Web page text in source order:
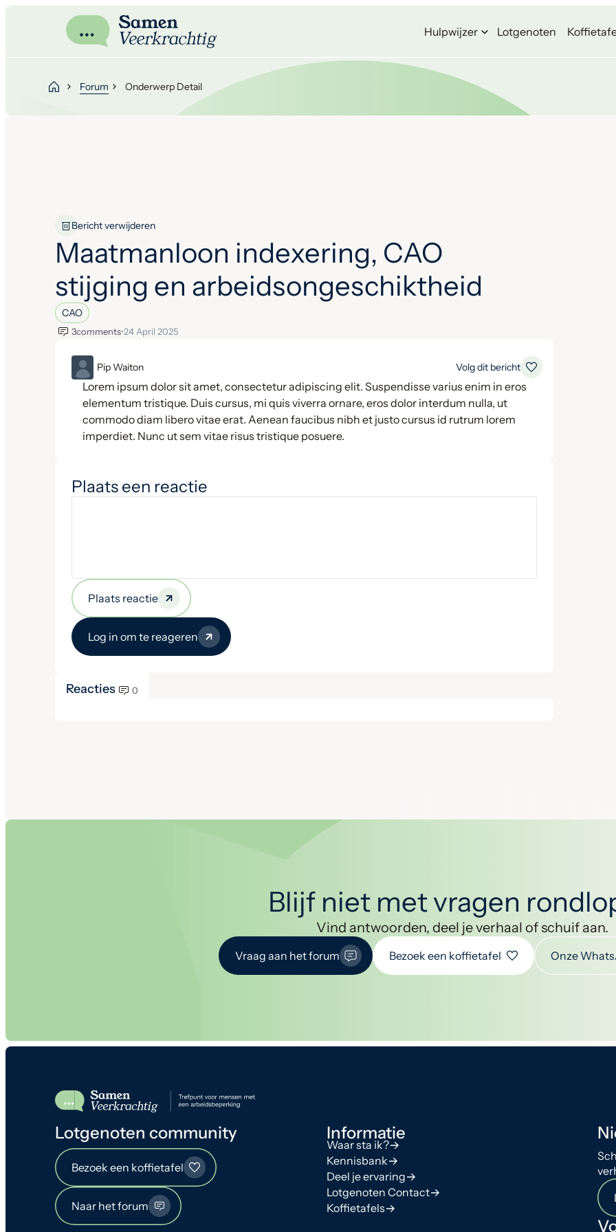
Hulpwijzer Lotgenoten
Forum Onderwerp Detail
Bericht verwijderen
Maatmanloon indexering, CAO
stijging en arbeidsongeschiktheid
CAO
3comments•24 April 2025
ML Pip Waiton Volg dit bericht
Lorem ipsum dolor sit amet, consectetur adipiscing elit. Suspendisse varius enim in eros
elementum tristique. Duis cursus, mi quis viverra ornare, eros dolor interdum nulla, ut
commodo diam libero vitae erat. Aenean faucibus nibh et justo cursus id rutrum lorem
imperdiet. Nunc ut sem vitae risus tristique posuere.
Plaats een reactie
Plaats reactie
Log in om te reageren
Reacties 0
Blijf niet met vragen
Vind antwoorden, deel je verhaal of schuif aan.
Vraag aan het forum Bezoek een koffietafel Onze
Lotgenoten community
Bezoek een koffietafel
Naar het forum
Informatie
Waar sta ik?
Kennisbank
Deel je ervaring
Lotgenoten Contact
Koffietafels